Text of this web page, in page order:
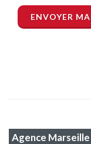
Agence Marseille